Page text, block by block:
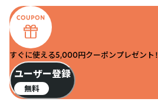
すぐに使える5,000円クーポンプレゼント！
ユーザー登録
無料